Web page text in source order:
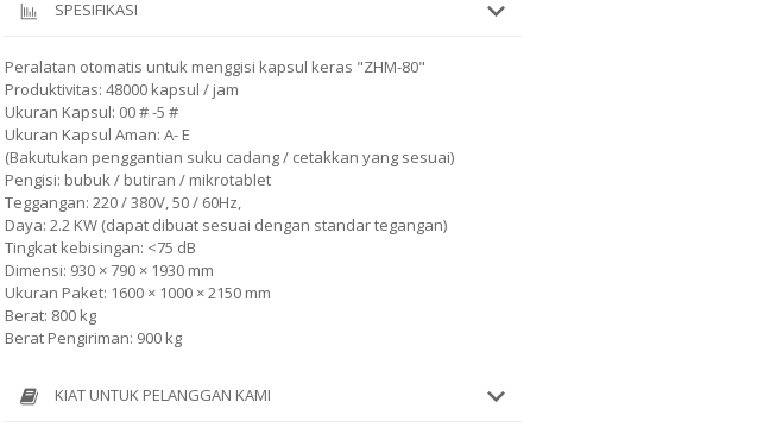
SPESIFIKASI
Peralatan otomatis untuk menggisi kapsul keras "ZHM-80"
Produktivitas: 48000 kapsul / jam
Ukuran Kapsul: 00 # -5 #
Ukuran Kapsul Aman: A- E
(Bakutukan penggantian suku cadang / cetakkan yang sesuai)
Pengisi: bubuk / butiran / mikrotablet
Teggangan: 220 / 380V, 50 / 60Hz,
Daya: 2.2 KW (dapat dibuat sesuai dengan standar tegangan)
Tingkat kebisingan: <75 dB
Dimensi: 930 × 790 × 1930 mm
Ukuran Paket: 1600 × 1000 × 2150 mm
Berat: 800 kg
Berat Pengiriman: 900 kg
KIAT UNTUK PELANGGAN KAMI